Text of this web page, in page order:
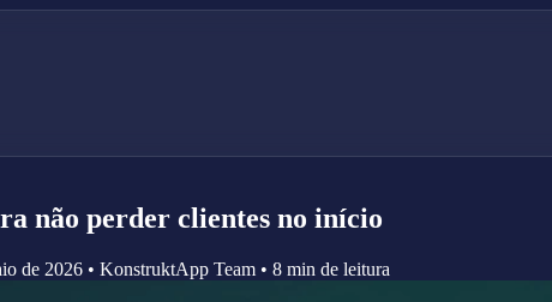
não perder clientes no início
de 2026 • KonstruktApp Team • 8 min de leitura